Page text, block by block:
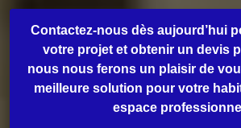
Contactez-nous dès aujourd’hui
votre projet et obtenir un devis
nous nous ferons un plaisir de
meilleure solution pour votre
espace